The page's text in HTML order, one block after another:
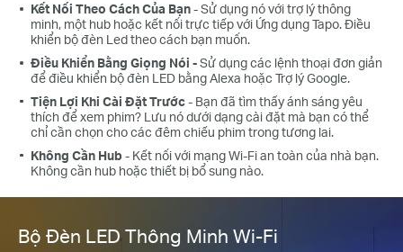
Kết Nối Theo Cách Của Bạn- Sử dụng nó với trợ lý thông
minh, một hub hoặc kết nối trực tiếp với Ứng dụng Tapo. Điều
khiển bộ đèn Led theo cách bạn muốn.
Điều Khiển Bằng Giọng Nói -Sử dụng các lệnh thoại đơn giản
để điều khiển bộ đèn LED bằng Alexa hoặc Trợ lý Google.
Tiện Lợi Khi Cài Đặt Trước- Bạn đã tìm thấy ánh sáng yêu
thích để xem phim? Lưu nó dưới dạng cài đặt mà bạn có thể
chỉ cần chọn cho các đêm chiếu phim trong tương lai.
Không Cần Hub - Kết nối với mạng Wi-Fi an toàn của nhà bạn.
Không cần hub hoặc thiết bị bổ sung nào.
Bộ Đèn LED Thông Minh Wi-Fi